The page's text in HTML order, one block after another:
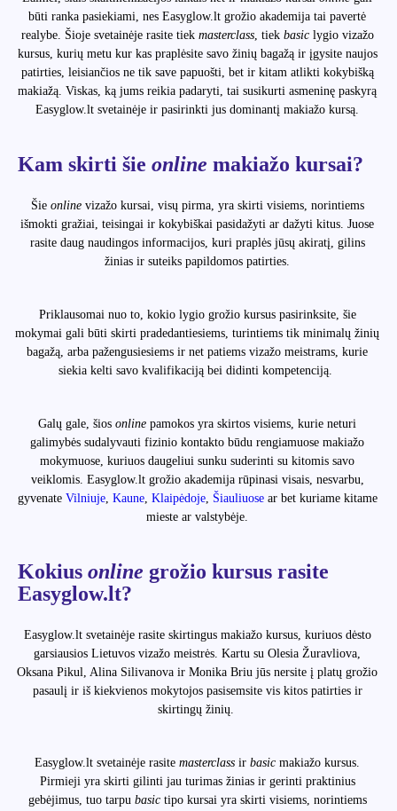
būti ranka pasiekiami, nes Easyglow.lt grožio akademija tai pavertė
realybe. Šioje svetainėje rasite tiek masterclass, tiek basiclygio vizažo
kursus, kurių metu kur kas praplėsite savo žinių bagažą ir įgysite naujos
patirties, leisiančios ne tik save papuošti, bet ir kitam atlikti kokybišką
makiažą. Viskas, ką jums reikia padaryti, tai susikurti asmeninę paskyrą
Easyglow.lt svetainėje ir pasirinkti jus dominantį makiažo kursą.
Kam skirti šie online makiažo kursai?
Šie onlinevizažo kursai, visų pirma, yra skirti visiems, norintiems
išmokti gražiai, teisingai ir kokybiškai pasidažyti ar dažyti kitus. Juose
rasite daug naudingos informacijos, kuri praplės jūsų akiratį, gilins
žinias ir suteiks papildomos patirties.
Priklausomai nuo to, kokio lygio grožio kursus pasirinksite, šie
mokymai gali būti skirti pradedantiesiems, turintiems tik minimalų žinių
bagažą, arba pažengusiesiems ir net patiems vizažo meistrams, kurie
siekia kelti savo kvalifikaciją bei didinti kompetenciją.
Galų gale, šios online pamokos yra skirtos visiems, kurie neturi
galimybės sudalyvauti fizinio kontakto būdu rengiamuose makiažo
mokymuose, kuriuos daugeliui sunku suderinti su kitomis savo
veiklomis. Easyglow.lt grožio akademija rūpinasi visais, nesvarbu,
gyvenate Vilniuje, Kaune, Klaipėdoje, Šiauliuosear bet kuriame kitame
mieste ar valstybėje.
Kokius online grožio kursus rasite
Easyglow.lt?
Easyglow.lt svetainėje rasite skirtingus makiažo kursus, kuriuos dėsto
garsiausios Lietuvos vizažo meistrės. Kartu su Olesia Žuravliova,
Oksana Pikul, Alina Silivanova ir Monika Briu jūs nersite į platų grožio
pasaulį ir iš kiekvienos mokytojos pasisemsite vis kitos patirties ir
skirtingų žinių.
Easyglow.lt svetainėje rasite masterclass ir basic makiažo kursus.
Pirmieji yra skirti gilinti jau turimas žinias ir gerinti praktinius
gebėjimus, tuo tarpu basictipo kursai yra skirti visiems, norintiems